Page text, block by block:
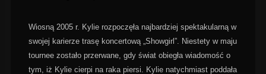
Wiosną 2005 r. Kylie rozpoczęła najbardziej spektakularną w
swojej karierze trasę koncertową „Showgirl”. Niestety w maju
tournee zostało przerwane, gdy świat obiegła wiadomość o
tym, iż Kylie cierpi na raka piersi. Kylie natychmiast poddała